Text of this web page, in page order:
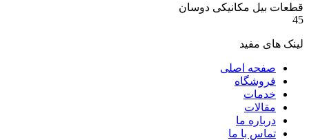
مکانیکی دوسان
اصلی
ما
با ما